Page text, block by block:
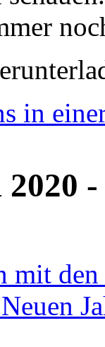
in
den